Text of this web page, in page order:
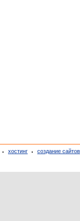
хостинг создание сайтов